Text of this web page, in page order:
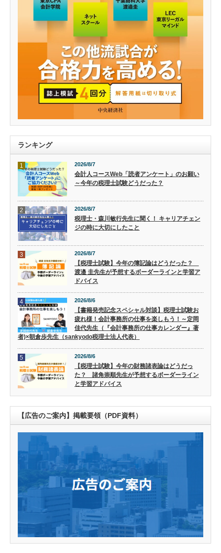
ランキング
1 2026/8/7
会計人コースWeb「読者アンケート」のお願い
～今年の税理士試験どうだった？
2 2026/8/7
税理士・森川敏行先生に聞く！ キャリアチェン
ジの時に大切にしたこと
3 2026/8/7
【税理士試験】今年の簿記論はどうだった？
渡邉 圭先生が予想するボーダーラインと学習ア
ドバイス
4 2026/8/6
【書籍発売記念スペシャル対談】税理士試験お
疲れ様！会計事務所の仕事を楽しもう！～定岡
佳代先生（『会計事務所の仕事カレンダー』著
者)×朝倉歩先生（sankyodo税理士法人代表）
5 2026/8/6
【税理士試験】今年の財務諸表論はどうだっ
た？ 諸角崇順先生が予想するボーダーライン
と学習アドバイス
【広告のご案内】掲載要領（PDF資料）